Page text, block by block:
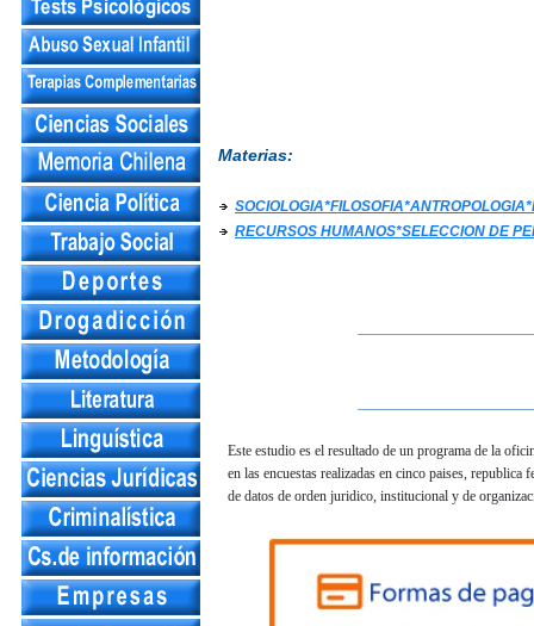
Materias:
RECURSOS HUMANOS*SELECCION DE
Este estudio es el resultado de un programa de la
en las encuestas realizadas en cinco paises,
de datos de orden juridico, institucional y de